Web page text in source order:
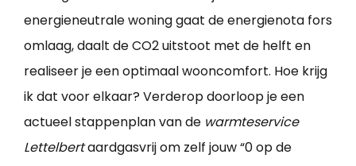
energieneutrale woning gaat de energienota fors
omlaag, daalt de CO2 uitstoot met de helft en
realiseer je een optimaal wooncomfort. Hoe krijg
ik dat voor elkaar? Verderop doorloop je een
actueel stappenplan van de warmteservice
Lettelbertaardgasvrij om zelf jouw “0 op de